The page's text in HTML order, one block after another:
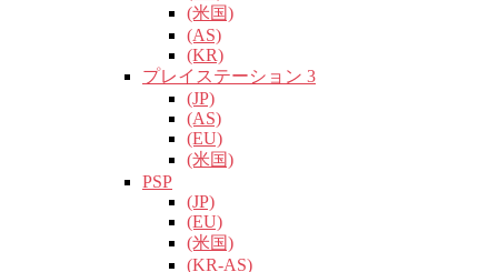
(米国)
(AS)
(KR)
プレイステーション 3
(JP)
(AS)
(EU)
(米国)
PSP
(JP)
(EU)
(米国)
(KR-AS)